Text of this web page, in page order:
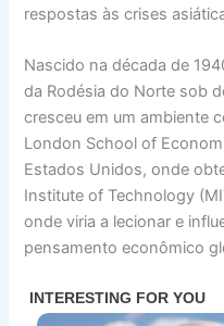
respostas às crises
Nascido na década de
da Rodésia do Norte sob
cresceu em um ambiente
London School of
Estados Unidos, onde
Institute of Technology
onde viria a lecionar e
pensamento econômico